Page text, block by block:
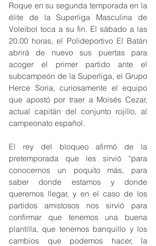
Roque en su segunda temporada en la
élite de la Superliga Masculina de
Voleibol toca a su fin. El sábado a las
20.00 horas, el Polideportivo El Batán
abrirá de nuevo sus puertas para
acoger el primer partido ante el
subcampeón de la Superliga, el Grupo
Herce Soria, curiosamente el equipo
que apostó por traer a Moisés Cezar,
actual capitán del conjunto rojillo, al
campeonato español.
El rey del bloqueo afirmó de la
pretemporada que les sirvió “para
conocernos un poquito más, para
saber donde estamos y donde
queremos llegar, y en el caso de los
partidos amistosos nos sirvió para
confirmar que tenemos una buena
plantilla, que tenemos banquillo y los
cambios que podemos hacer, la